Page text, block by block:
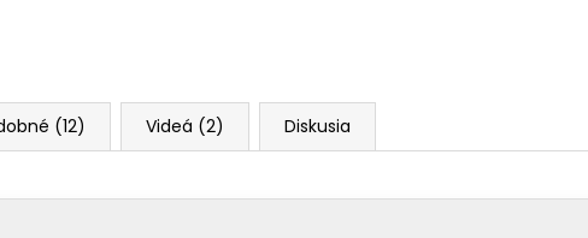
(12) Videá (2) Diskusia